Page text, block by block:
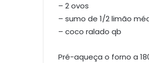
– 2 ovos
– sumo de 1/2 limão
– coco ralado qb
Pré-aqueça o forno a